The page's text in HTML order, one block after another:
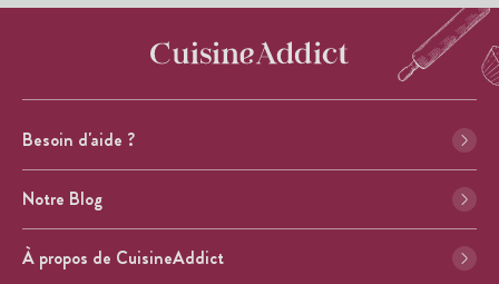
Besoin d'aide ?
Notre Blog
À propos de CuisineAddict